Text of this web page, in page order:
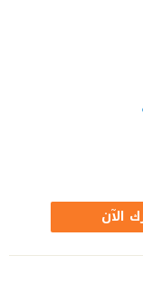
الآن